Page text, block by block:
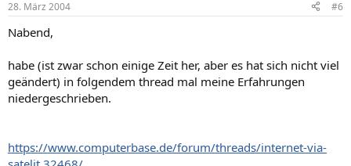
28. März 2004 #6
Nabend,
habe (ist zwar schon einige Zeit her, aber es hat sich nicht viel
geändert) in folgendem thread mal meine Erfahrungen
niedergeschrieben.
https://www.computerbase.de/forum/threads/internet-via-